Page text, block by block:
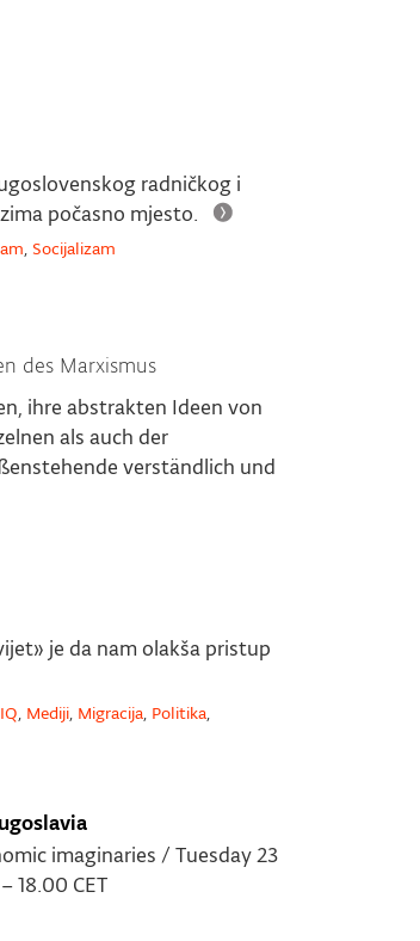
radničkog i
počasno mjesto.
, Socijalizam
des Marxismus
ihre abstrakten Ideen von
als auch der
verständlich und
je da nam olakša pristup
, Mediji, Migracija, Politika,
imaginaries / Tuesday 23
18.00 CET